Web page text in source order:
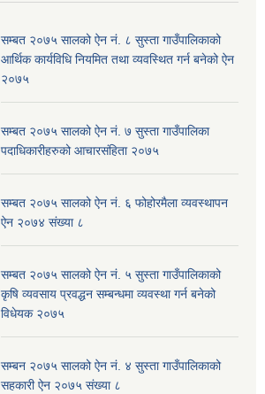
सम्बत २०७५ सालको ऐन नं. ८ सुस्ता गाउँपालिकाको
आर्थिक कार्यविधि नियमित तथा व्यवस्थित गर्न बनेको ऐन
२०७५
सम्बत २०७५ सालको ऐन नं. ७ सुस्ता गाउँपालिका
पदाधिकारीहरुको आचारसंहिता २०७५
सम्बत २०७५ सालको ऐन नं. ६ फोहोरमैला व्यवस्थापन
ऐन २०७४ संख्या ८
सम्बत २०७५ सालको ऐन नं. ५ सुस्ता गाउँपालिकाको
कृषि व्यवसाय प्रवद्धन सम्बन्धमा व्यवस्था गर्न बनेको
विधेयक २०७५
सम्बन २०७५ सालको ऐन नं. ४ सुस्ता गाउँपालिकाको
सहकारी ऐन २०७५ संख्या ८